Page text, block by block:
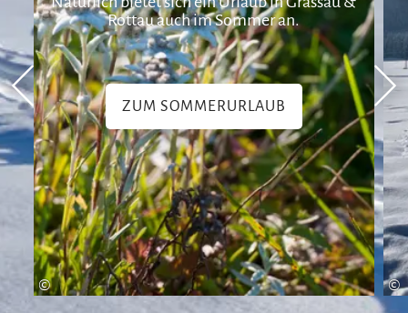
©
Rottau auch im Sommer an.
ZUM SOMMERURLAUB
©